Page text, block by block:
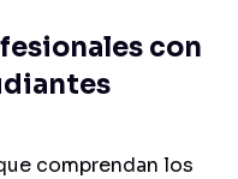
con
comprendan los